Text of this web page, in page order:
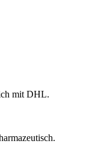
mit DHL.